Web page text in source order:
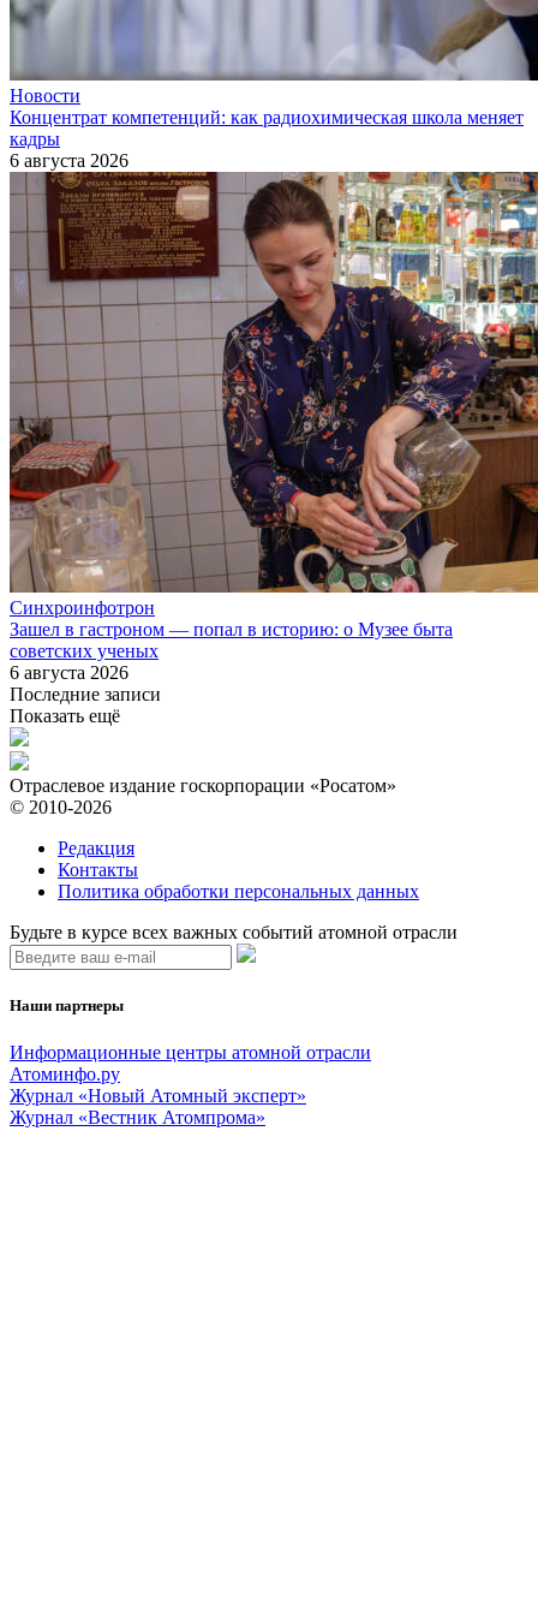
Новости
Концентрат компетенций: как радиохимическая школа меняет
кадры
6 августа 2026
Синхроинфотрон
Зашел в гастроном — попал в историю: о Музее быта
советских ученых
6 августа 2026
Последние записи
Показать ещё
Отраслевое издание госкорпорации «Росатом»
© 2010-2026
Редакция
Контакты
Политика обработки персональных данных
Будьте в курсе всех важных событий атомной отрасли
Наши партнеры
Информационные центры атомной отрасли
Атоминфо.ру
Журнал «Новый Атомный эксперт»
Журнал «Вестник Атомпрома»